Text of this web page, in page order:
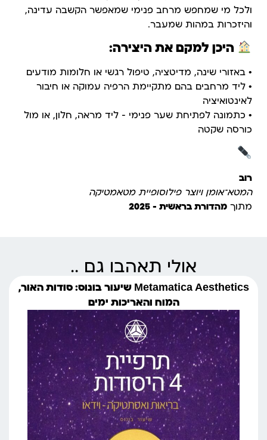
ולכל מי שמחפש מרחב פנימי שמאפשר הקשבה עדינה,
והיזכרות במהות שמעבר.
היכן למקם את היצירה:
• באזורי שינה, מדיטציה, טיפול רגשי או חלומות מודעים
• ליד מרחבים בהם מתקיימת הרפיה עמוקה או חיבור
לאינטואיציה
• כתמונה לפתיחת שער פנימי – ליד מראה, חלון, או מול
כורסה שקטה
רוב
המטא־אומן ויוצר פילוסופיית מטאמטיקה
מתוך מהדורת בראשית – 2025
אולי תאהבו גם ..
Metamatica Aesthetics שיעור בונוס: סודות האור,
המוח והאריכות ימים